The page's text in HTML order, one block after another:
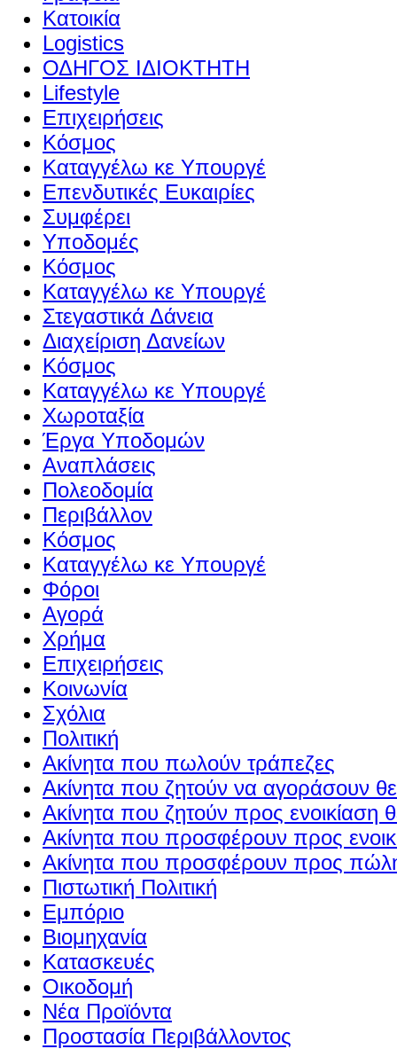
Κατοικία
Logistics
ΟΔΗΓΟΣ ΙΔΙΟΚΤΗΤΗ
Lifestyle
Επιχειρήσεις
Κόσμος
Καταγγέλω κε Υπουργέ
Επενδυτικές Ευκαιρίες
Συμφέρει
Υποδομές
Κόσμος
Καταγγέλω κε Υπουργέ
Στεγαστικά Δάνεια
Διαχείριση Δανείων
Κόσμος
Καταγγέλω κε Υπουργέ
Χωροταξία
Έργα Υποδομών
Αναπλάσεις
Πολεοδομία
Περιβάλλον
Κόσμος
Καταγγέλω κε Υπουργέ
Φόροι
Αγορά
Χρήμα
Επιχειρήσεις
Κοινωνία
Σχόλια
Πολιτική
Ακίνητα που πωλούν τράπεζες
Ακίνητα που ζητούν να αγοράσουν
Ακίνητα που ζητούν προς ενοικίαση
Ακίνητα που προσφέρουν προς
Ακίνητα που προσφέρουν προς
Πιστωτική Πολιτική
Εμπόριο
Βιομηχανία
Κατασκευές
Οικοδομή
Νέα Προϊόντα
Προστασία Περιβάλλοντος